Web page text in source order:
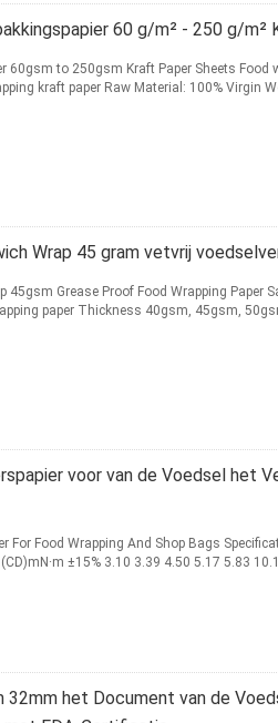
60 g/m² - 250 g/m²
60gsm to 250gsm Kraft Paper Sheets Food
kraft paper Raw Material: 100% Virgin
Wrap 45 gram vetvrij
45gsm Grease Proof Food Wrapping Paper
paper Thickness 40gsm, 45gsm,
voor van de Voedsel het
For Food Wrapping And Shop Bags
±15% 3.10 3.39 4.50 5.17 5.83
32mm het Document van de